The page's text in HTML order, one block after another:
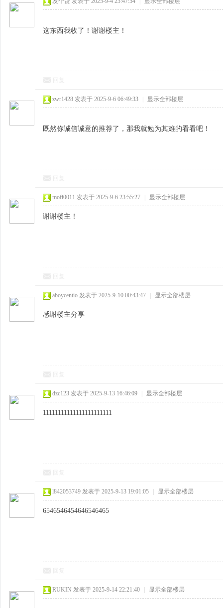
这东西我收了！谢谢楼主！
zwr1428 发表于 2025-9-6 06:49:33 显示全部楼层
既然你诚信诚意的推荐了，那我就勉为其难的看看吧！
mofi0011 发表于 2025-9-6 23:55:27 显示全部楼层
谢谢楼主！
aboycentio 发表于 2025-9-10 00:43:47 显示全部楼层
感谢楼主分享
dzc123 发表于 2025-9-13 16:46:09 显示全部楼层
11111111111111111111111
l842053749 发表于 2025-9-13 19:01:05 显示全部楼层
6546546454646546465
RUKIN 发表于 2025-9-14 22:21:40 显示全部楼层